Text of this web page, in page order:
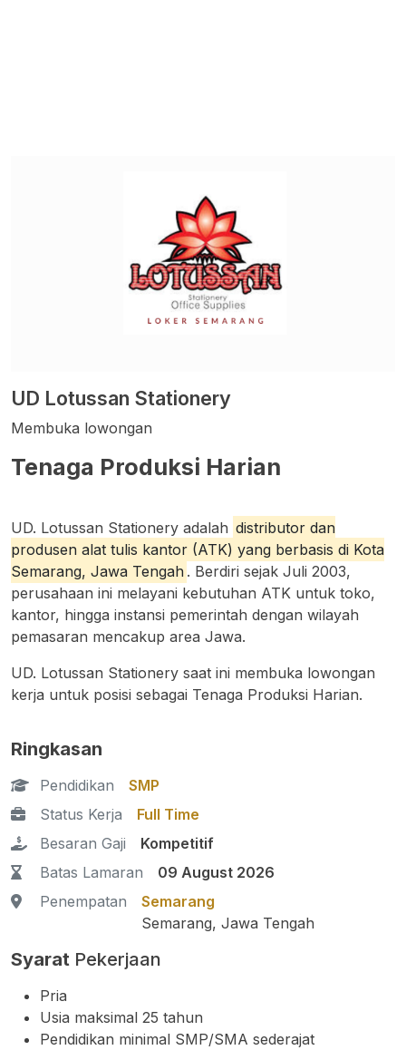
UD Lotussan Stationery
Membuka lowongan
Tenaga Produksi Harian
UD. Lotussan Stationery adalah distributor dan
produsen alat tulis kantor (ATK) yang berbasis di Kota
Semarang, Jawa Tengah . Berdiri sejak Juli 2003,
perusahaan ini melayani kebutuhan ATK untuk toko,
kantor, hingga instansi pemerintah dengan wilayah
pemasaran mencakup area Jawa.
UD. Lotussan Stationery saat ini membuka lowongan
kerja untuk posisi sebagai Tenaga Produksi Harian.
Ringkasan
Pendidikan
SMP
Status Kerja
Full Time
Besaran Gaji
Kompetitif
Batas Lamaran
09 August 2026
Penempatan
Semarang
Semarang, Jawa Tengah
Syarat Pekerjaan
Pria
Usia maksimal 25 tahun
Pendidikan minimal SMP/SMA sederajat